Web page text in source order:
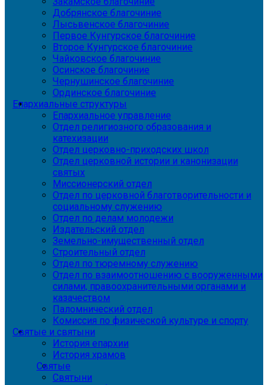
Добрянское благочиние
Лысьвенское благочиние
Первое Кунгурское благочиние
Второе Кунгурское благочиние
Чайковское благочиние
Осинское благочиние
Чернушинское благочиние
Ординское благочиние
Епархиальные структуры
Епархиальное управление
Отдел религиозного образования и
катехизации
Отдел церковно-приходских школ
Отдел церковной истории и канонизации
святых
Миссионерский отдел
Отдел по церковной благотворительности и
социальному служению
Отдел по делам молодежи
Издательский отдел
Земельно-имущественный отдел
Строительный отдел
Отдел по тюремному служению
Отдел по взаимоотношению с вооруженными
силами, правоохранительными органами и
казачеством
Паломнический отдел
Комиссия по физической культуре и спорту
Святые и святыни
История епархии
История храмов
Святые
Святыни